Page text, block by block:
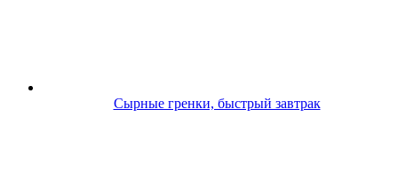
Сырные гренки, быстрый завтрак